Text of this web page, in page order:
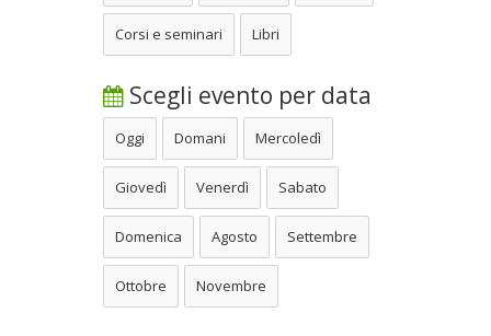
Corsi e seminari Libri
Scegli evento per data
Oggi Domani Mercoledì
Giovedì Venerdì Sabato
Domenica Agosto Settembre
Ottobre Novembre